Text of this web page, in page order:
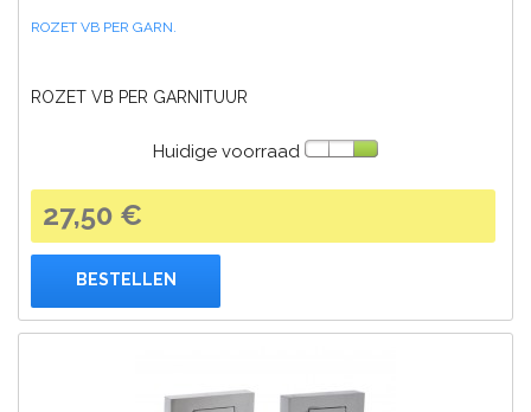
ROZET VB PER GARN.
ROZET VB PER GARNITUUR
Huidige voorraad
27,50 €
BESTELLEN